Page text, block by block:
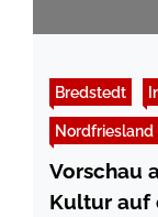
Bredstedt
Nordfriesland
Vorschau
Kultur auf